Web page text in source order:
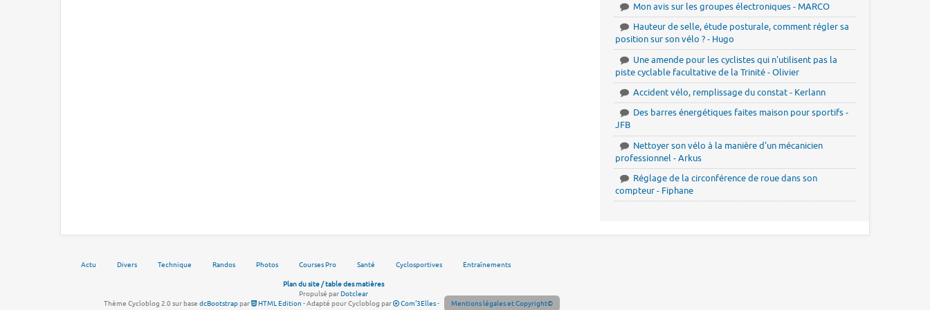
Mon avis sur les groupes électroniques - MARCO
Hauteur de selle, étude posturale, comment régler sa
position sur son vélo ? - Hugo
Une amende pour les cyclistes qui n'utilisent pas la
piste cyclable facultative de la Trinité - Olivier
Accident vélo, remplissage du constat - Kerlann
Des barres énergétiques faites maison pour sportifs -
JFB
Nettoyer son vélo à la manière d'un mécanicien
professionnel - Arkus
Réglage de la circonférence de roue dans son
compteur - Fiphane
Actu Divers Technique Randos Photos Courses Pro Santé Cyclosportives Entraînements
Plan du site / table des matières
Propulsé parDotclear
Thème Cycloblog 2.0 sur base dcBootstrappar HTML Edition - Adapté pour Cycloblog par Com'3Elles- Mentions légales et Copyright©